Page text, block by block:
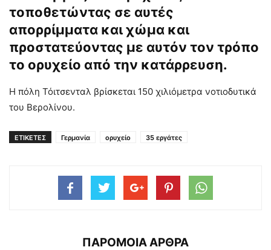
τοποθετώντας σε αυτές
απορρίμματα και χώμα και
προστατεύοντας με αυτόν τον τρόπο
το ορυχείο από την κατάρρευση.
Η πόλη Τόιτσενταλ βρίσκεται 150 χιλιόμετρα νοτιοδυτικά
του Βερολίνου.
ΕΤΙΚΕΤΕΣ Γερμανία ορυχείο 35 εργάτες
ΠΑΡΟΜΟΙΑ ΑΡΘΡΑ